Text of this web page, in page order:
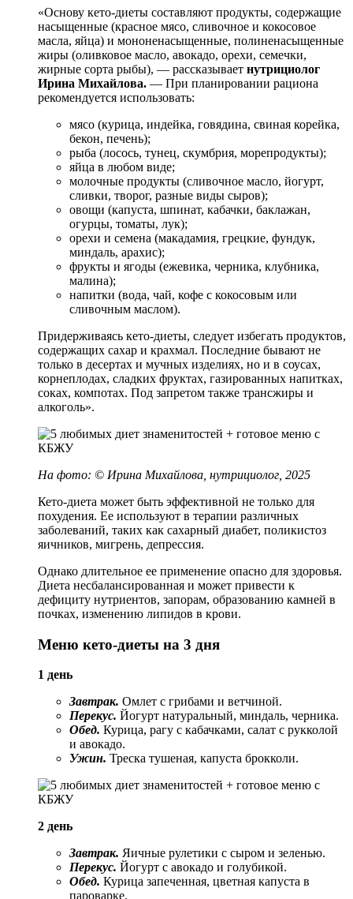
«Основу кето-диеты составляют продукты, содержащие
насыщенные (красное мясо, сливочное и кокосовое
масла, яйца) и мононенасыщенные, полиненасыщенные
жиры (оливковое масло, авокадо, орехи, семечки,
жирные сорта рыбы), — рассказывает нутрициолог
Ирина Михайлова. — При планировании рациона
рекомендуется использовать:
мясо (курица, индейка, говядина, свиная корейка,
бекон, печень);
рыба (лосось, тунец, скумбрия, морепродукты);
яйца в любом виде;
молочные продукты (сливочное масло, йогурт,
сливки, творог, разные виды сыров);
овощи (капуста, шпинат, кабачки, баклажан,
огурцы, томаты, лук);
орехи и семена (макадамия, грецкие, фундук,
миндаль, арахис);
фрукты и ягоды (ежевика, черника, клубника,
малина);
напитки (вода, чай, кофе с кокосовым или
сливочным маслом).
Придерживаясь кето-диеты, следует избегать продуктов,
содержащих сахар и крахмал. Последние бывают не
только в десертах и мучных изделиях, но и в соусах,
корнеплодах, сладких фруктах, газированных напитках,
соках, компотах. Под запретом также трансжиры и
алкоголь».
На фото: © Ирина Михайлова, нутрициолог, 2025
Кето-диета может быть эффективной не только для
похудения. Ее используют в терапии различных
заболеваний, таких как сахарный диабет, поликистоз
яичников, мигрень, депрессия.
Однако длительное ее применение опасно для здоровья.
Диета несбалансированная и может привести к
дефициту нутриентов, запорам, образованию камней в
почках, изменению липидов в крови.
Меню кето-диеты на 3 дня
1 день
Завтрак. Омлет с грибами и ветчиной.
Перекус. Йогурт натуральный, миндаль, черника.
Обед. Курица, рагу с кабачками, салат с рукколой
и авокадо.
Ужин. Треска тушеная, капуста брокколи.
2 день
Завтрак. Яичные рулетики с сыром и зеленью.
Перекус. Йогурт с авокадо и голубикой.
Обед. Курица запеченная, цветная капуста в
пароварке.